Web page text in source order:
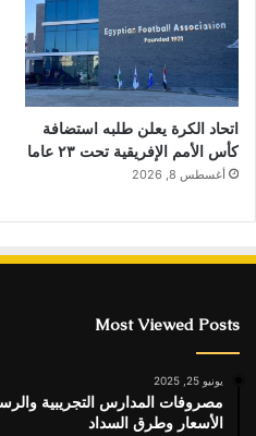
اتحاد الكرة يعلن طلبه استضافة
كأس الأمم الإفريقية تحت ٢٣ عاما
أغسطس 8, 2026
Most Viewed Posts
يونيو 25, 2025
الأسعار وطرق السداد